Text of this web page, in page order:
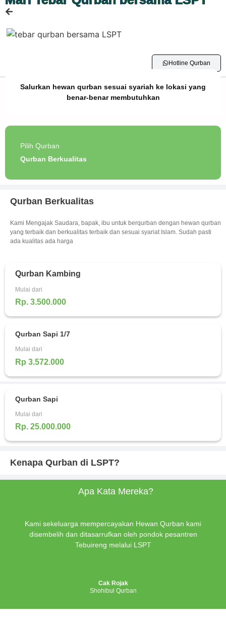
Hotline Qurban
Salurkan hewan qurban sesuai syariah ke lokasi yang
benar-benar membutuhkan
Pilih Qurban
Qurban Berkualitas
Qurban Berkualitas
Kami Mengajak Saudara, bapak, ibu untuk berqurban dengan hewan qurban
yang terbaik dan berkualitas terbaik dan sesuai syariat Islam. Sudah pasti
ada kualitas ada harga
Qurban Kambing
Mulai dari
Rp. 3.500.000
Qurban Sapi 1/7
Mulai dari
Rp 3.572.000
Qurban Sapi
Mulai dari
Rp. 25.000.000
Kenapa Qurban di LSPT?
Apa Kata Mereka?
Kami sekeluarga mempercayakan Hewan Qurban kami
disembelih dan ditasarrufkan oleh pondok pesantren
Tebuireng melalui LSPT
Cak Rojak
Shohibul Qurban